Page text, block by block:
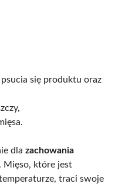
się produktu oraz
dla zachowania
. Mięso, które jest
traci swoje